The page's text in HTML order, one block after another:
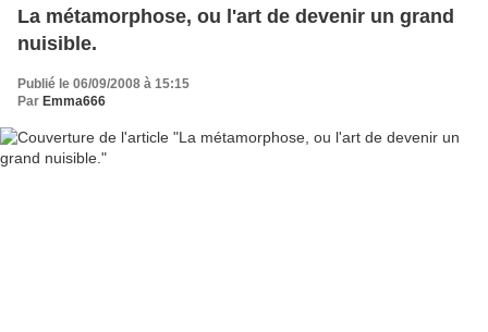
La métamorphose, ou l'art de devenir un grand
nuisible.
Publié le 06/09/2008 à 15:15
Par Emma666